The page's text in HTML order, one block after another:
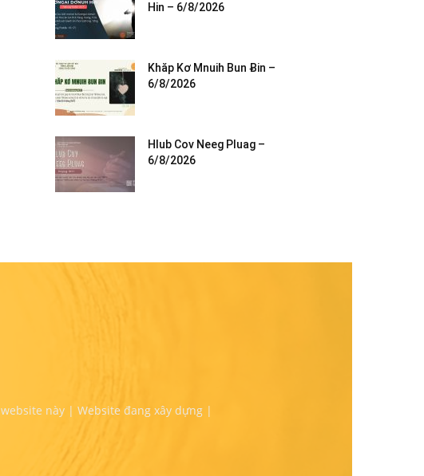
Hin – 6/8/2026
Khăp Kơ Mnuih Bun Ƀin –
6/8/2026
Hlub Cov Neeg Pluag –
6/8/2026
này | Website đang xây dựng |